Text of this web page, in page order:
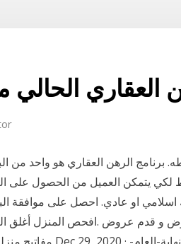
العقاري الحالي
الرهن العقاري هو واحد من
لكي يتمكن العميل من الحصول على
اسلامي او عادي. احصل على موافقة
و قدم عروض .افحص المنزل أغلق